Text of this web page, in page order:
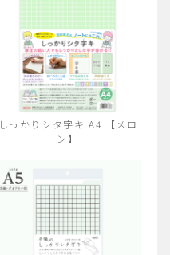
しっかりシタ字キ A4 【メロ
ン】